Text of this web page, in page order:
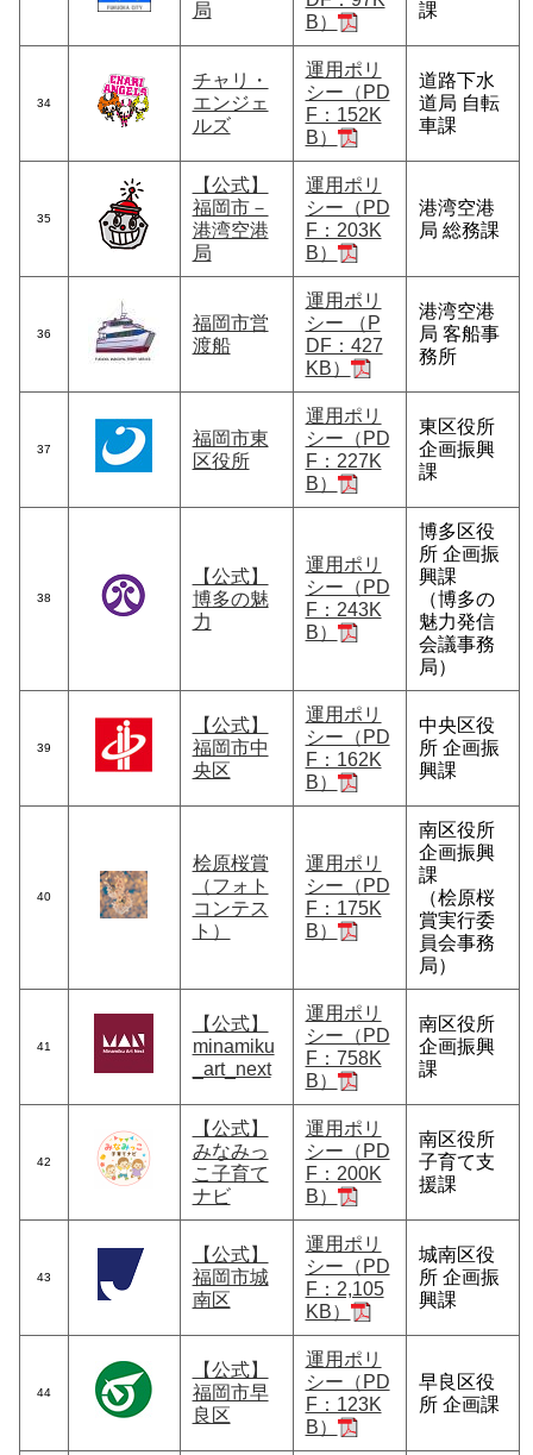
局
B）
課
34
チャリ・
エンジェ
ルズ
運用ポリ
シー（PD
F：152K
B）
道路下水
道局 自転
車課
35
【公式】
福岡市－
港湾空港
局
運用ポリ
シー（PD
F：203K
B）
港湾空港
局 総務課
36
福岡市営
渡船
運用ポリ
シー （P
DF：427
KB）
港湾空港
局 客船事
務所
37
福岡市東
区役所
運用ポリ
シー（PD
F：227K
B）
東区役所
企画振興
課
38
【公式】
博多の魅
力
運用ポリ
シー（PD
F：243K
B）
博多区役
所 企画振
興課
（博多の
魅力発信
会議事務
局）
39
【公式】
福岡市中
央区
運用ポリ
シー（PD
F：162K
B）
中央区役
所 企画振
興課
40
桧原桜賞
（フォト
コンテス
ト）
運用ポリ
シー（PD
F：175K
B）
南区役所
企画振興
課
（桧原桜
賞実行委
員会事務
局）
41
【公式】
minamiku
_art_next
運用ポリ
シー（PD
F：758K
B）
南区役所
企画振興
課
42
【公式】
みなみっ
こ子育て
ナビ
運用ポリ
シー（PD
F：200K
B）
南区役所
子育て支
援課
43
【公式】
福岡市城
南区
運用ポリ
シー（PD
F：2,105
KB）
城南区役
所 企画振
興課
44
【公式】
福岡市早
良区
運用ポリ
シー（PD
F：123K
B）
早良区役
所 企画課